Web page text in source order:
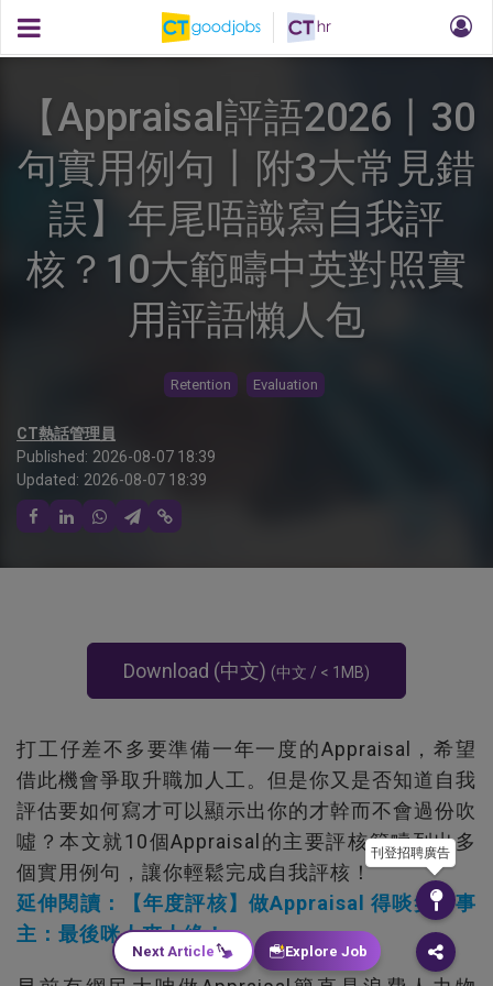
【Appraisal評語2026丨30
句實用例句丨附3大常見錯
誤】年尾唔識寫自我評
核？10大範疇中英對照實
用評語懶人包
Retention Evaluation
CT熱話管理員
Published: 2026-08-07 18:39
Updated: 2026-08-07 18:39
Download (中文) (中文 / < 1MB)
打工仔差不多要準備一年一度的Appraisal，希望
借此機會爭取升職加人工。但是你又是否知道自我
評估要如何寫才可以顯示出你的才幹而不會過份吹
噓？本文就10個Appraisal的主要評核範疇列出多
個實用例句，讓你輕鬆完成自我評核！
延伸閱讀：【年度評核】做Appraisal 得啖笑？事
主：最後咪人夾人緣！
刊登招聘廣告
Next Article Explore Job